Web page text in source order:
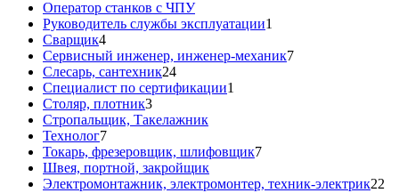
Оператор станков с ЧПУ
Руководитель службы эксплуатации1
Сварщик4
Сервисный инженер, инженер-механик7
Слесарь, сантехник24
Специалист по сертификации1
Столяр, плотник3
Стропальщик, Такелажник
Технолог7
Токарь, фрезеровщик, шлифовщик7
Швея, портной, закройщик
Электромонтажник, электромонтер, техник-электрик22